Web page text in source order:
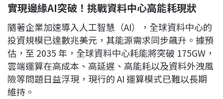
實現邊緣AI突破！挑戰資料中心高能耗現狀
隨著企業加速導入人工智慧（AI），全球資料中心的
投資規模已達數兆美元，其能源需求同步飆升。據預
估，至 2035 年，全球資料中心耗能將突破 175GW，
雲端運算在高成本、高延遲、高能耗以及資料外洩風
險等問題日益浮現，現行的 AI 運算模式已難以長期
維持。